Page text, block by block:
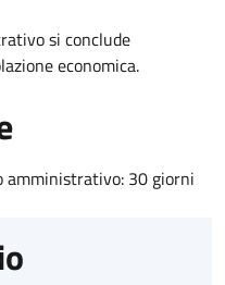
si conclude
economica.
amministrativo: 30 giorni